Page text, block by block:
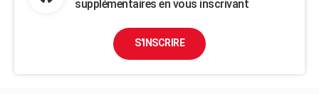
supplémentaires en vous inscrivant
S'INSCRIRE